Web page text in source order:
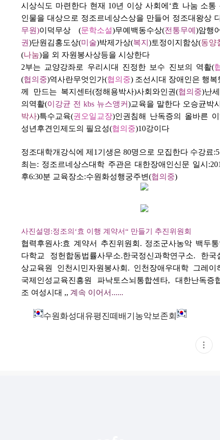
시상식도 마련한다 현재 10년 이상 사회에 ‘효 나눔 소통
인물을 대상으로 정조르네상스상을 만들어 정조대왕상
무원)이덕무상 (문학소설)무예백동수상(전통무예 )암행
권)단원김홍도상(미술)박제가상(복지 )토정이지함상(동양
(나눔)을 외 자원봉사상등을 시상한다
2부는 교양강좌로 우리시대 진정한 보수 진보의 역활(
(협의중)역사란무엇인가(협의중) 조선시대 장애인은 행복
께 만드는 복지센터(정해용박사)사회와인권(협의중)난
의역활(이강균 전 kbs 뉴스앵커)교육을 말한다 오승균박
박사)특수교육(권오일교장)인권침해 난독증의 올바른
성년후견인제도의 필요성(협의중)10강이다
정조대학개강식에 제 1 기생은 80명으로 모집한다 수강료:5
최는: 정조르네상스대학 주관은 대한장애인신문 일시
후6:30분 교육장소:수원화성행궁주변(협의중)
사진설명:정조의 ‘효 이행 계약서“ 만들기 추진위원회
협력후원사:효 계약서 추진위원회 . 정조군사농악 백두
다학교 정헌합동법률사무소.한국정신과학연구소. 한국
상교육원 인천시민자원봉사회. 인천장애우대학 그레이
국제인성교육진흥원 파낙토스뇌통합센타, 대한난독증
조 여성시대 ,, 계속 이어서......
수원화성대유평진떼배기농악보존회
현
재